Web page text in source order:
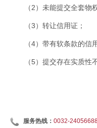
（2）未能提交全套物
（3）转让信用证；
（4）带有软条款的信
（5）提交存在实质性
服务热线： 0032-